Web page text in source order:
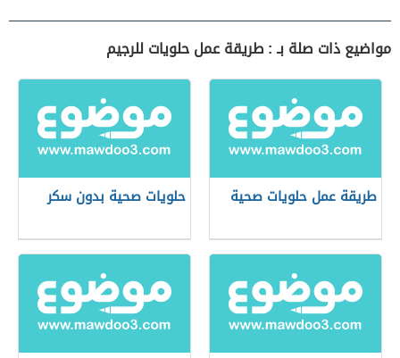
مواضيع ذات صلة بـ : طريقة عمل حلويات للرجيم
طريقة عمل حلويات صحية حلويات صحية بدون سكر